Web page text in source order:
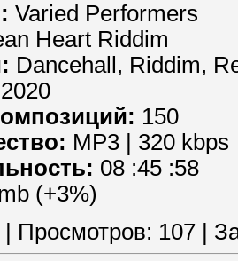
Varied Performers
Heart Riddim
Dancehall, Riddim,
2020
150
MP3 | 320 kbps
08 :45 :58
(+3%)
Просмотров: 107